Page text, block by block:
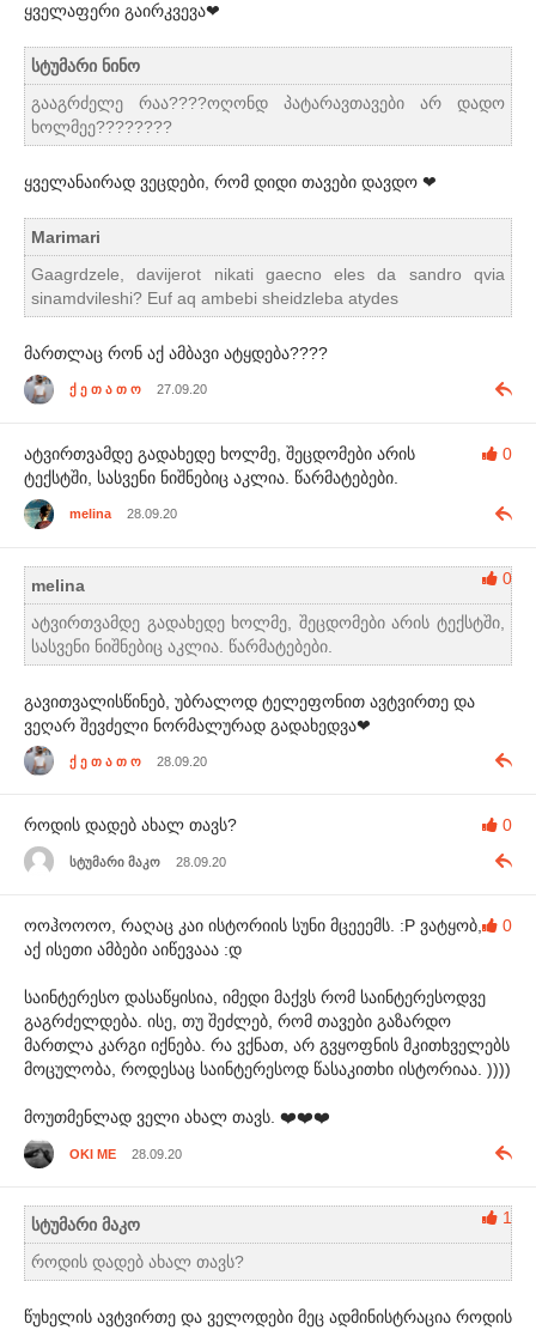
ყველაფერი გაირკვევა❤
სტუმარი ნინო
გააგრძელე რაა????ოღონდ პატარავთავები არ დადო
ხოლმეე????????
ყველანაირად ვეცდები, რომ დიდი თავები დავდო ❤
Marimari
Gaagrdzele, davijerot nikati gaecno eles da sandro qvia
sinamdvileshi? Euf aq ambebi sheidzleba atydes
მართლაც რონ აქ ამბავი ატყდება????
ქ ე თ ა თ ო 27.09.20
0
ატვირთვამდე გადახედე ხოლმე, შეცდომები არის
ტექსტში, სასვენი ნიშნებიც აკლია. წარმატებები.
melina 28.09.20
0
melina
ატვირთვამდე გადახედე ხოლმე, შეცდომები არის ტექსტში,
სასვენი ნიშნებიც აკლია. წარმატებები.
გავითვალისწინებ, უბრალოდ ტელეფონით ავტვირთე და
ვეღარ შევძელი ნორმალურად გადახედვა❤
ქ ე თ ა თ ო 28.09.20
0
როდის დადებ ახალ თავს?
სტუმარი მაკო 28.09.20
0
ოოჰოოოო, რაღაც კაი ისტორიის სუნი მცეეემს. :P ვატყობ,
აქ ისეთი ამბები აიწევააა :დ
საინტერესო დასაწყისია, იმედი მაქვს რომ საინტერესოდვე
გაგრძელდება. ისე, თუ შეძლებ, რომ თავები გაზარდო
მართლა კარგი იქნება. რა ვქნათ, არ გვყოფნის მკითხველებს
მოცულობა, როდესაც საინტერესოდ წასაკითხი ისტორიაა. ))))
მოუთმენლად ველი ახალ თავს. ❤️❤️❤️
OKI ME 28.09.20
1
სტუმარი მაკო
როდის დადებ ახალ თავს?
წუხელის ავტვირთე და ველოდები მეც ადმინისტრაცია როდის